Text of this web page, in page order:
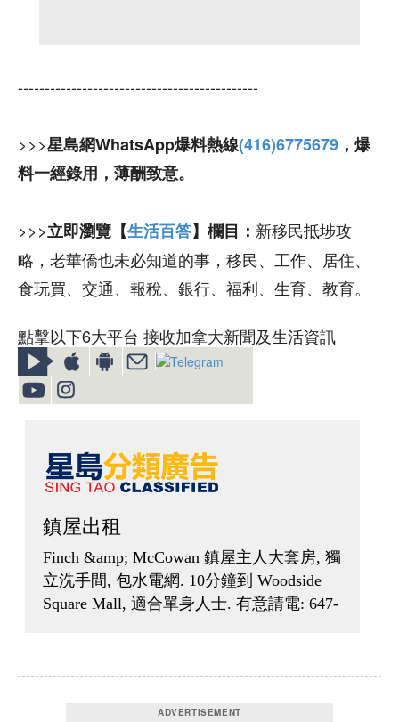
---------------------------------------------
>>>星島網WhatsApp爆料熱線(416)6775679 ，爆
料一經錄用，薄酬致意。
>>>立即瀏覽【生活百答】欄目： 新移民抵埗攻
略，老華僑也未必知道的事，移民、工作、居住、
食玩買、交通、報稅、銀行、福利、生育、教育。
點擊以下6大平台 接收加拿大新聞及生活資訊